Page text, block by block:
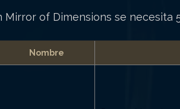
Mirror of Dimensions se necesita
Nombre